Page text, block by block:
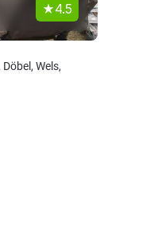
4.5
Wels,